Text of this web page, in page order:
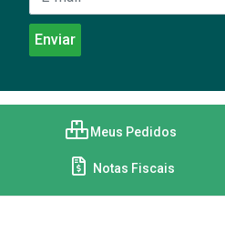
Meus Pedidos
Notas Fiscais